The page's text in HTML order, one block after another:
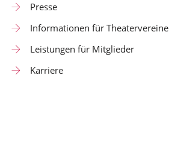
Presse
Informationen für Theatervereine
Leistungen für Mitglieder
Karriere